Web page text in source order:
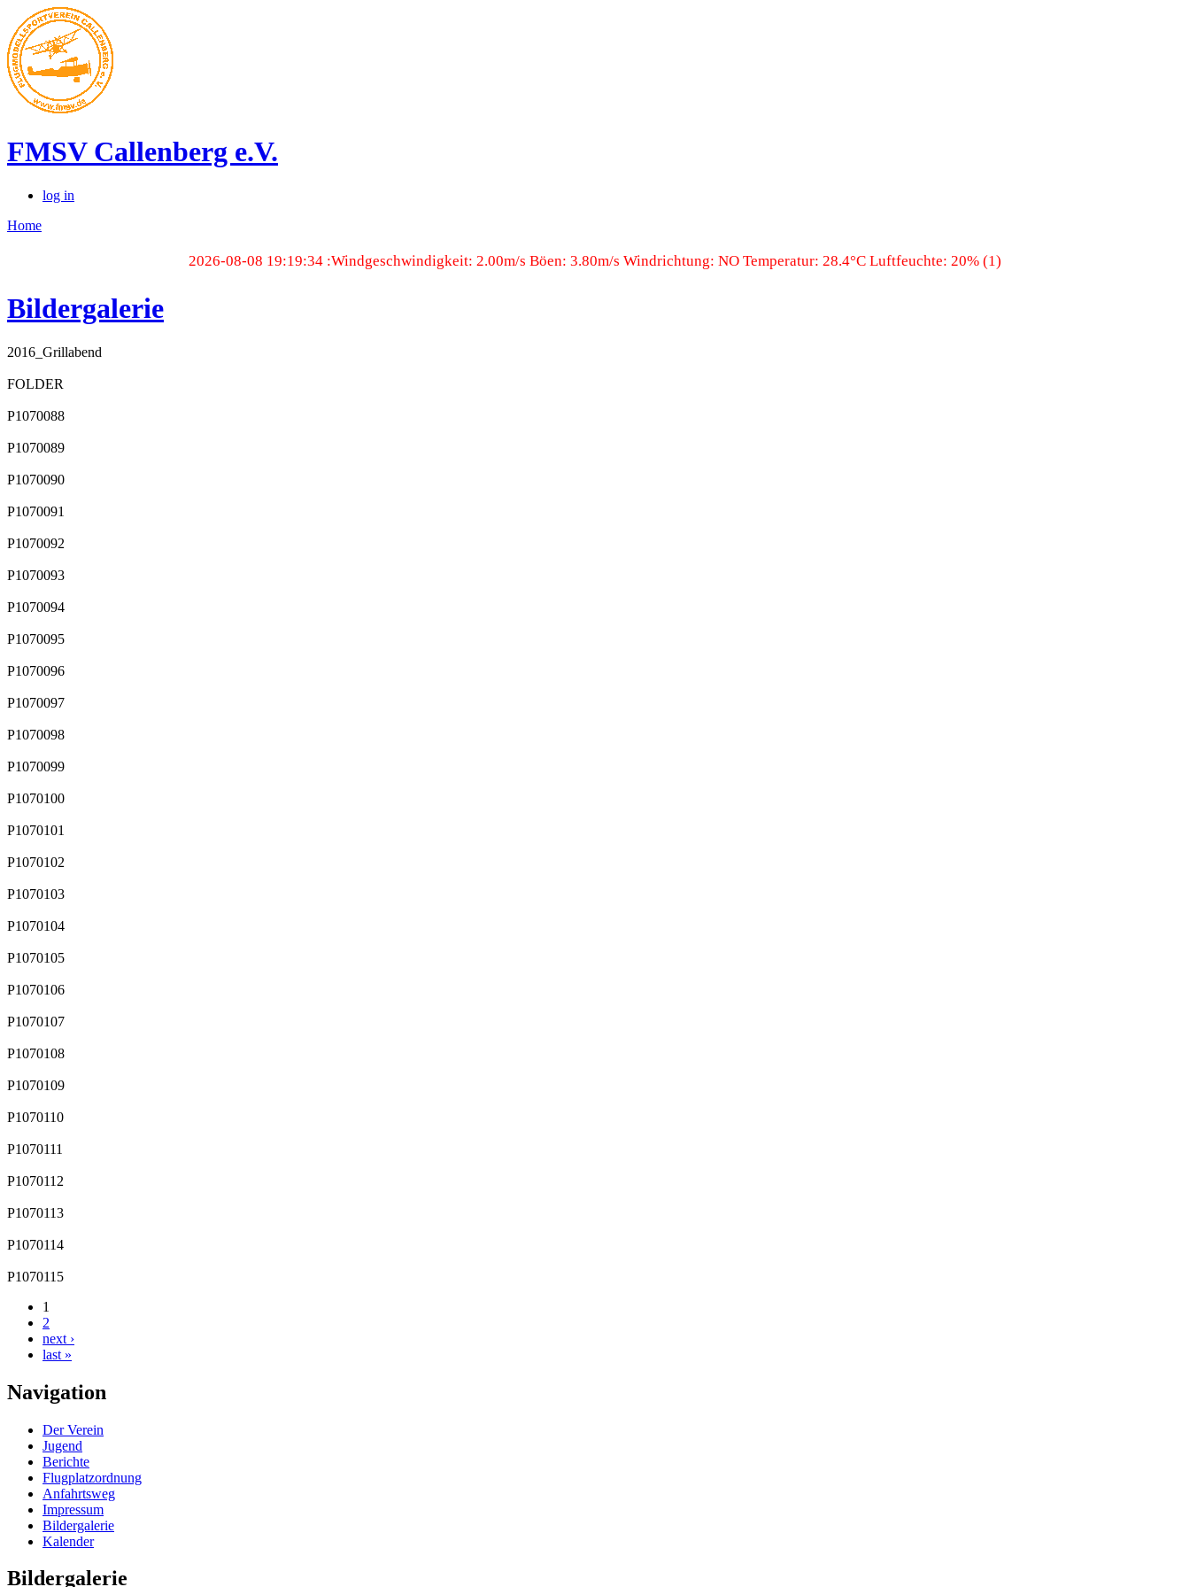
FMSV Callenberg e.V.
log in
Home
2026-08-08 19:19:34 :Windgeschwindigkeit: 2.00m/s Böen: 3.80m/s Windrichtung: NO Temperatur: 28.4°C Luftfeuchte: 20% (1)
Bildergalerie
2016_Grillabend
FOLDER
P1070088
P1070089
P1070090
P1070091
P1070092
P1070093
P1070094
P1070095
P1070096
P1070097
P1070098
P1070099
P1070100
P1070101
P1070102
P1070103
P1070104
P1070105
P1070106
P1070107
P1070108
P1070109
P1070110
P1070111
P1070112
P1070113
P1070114
P1070115
1
2
next ›
last »
Navigation
Der Verein
Jugend
Berichte
Flugplatzordnung
Anfahrtsweg
Impressum
Bildergalerie
Kalender
Bildergalerie